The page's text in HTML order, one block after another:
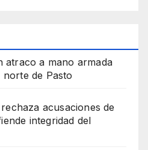
atraco a mano armada
norte de Pasto
acusaciones de
integridad del